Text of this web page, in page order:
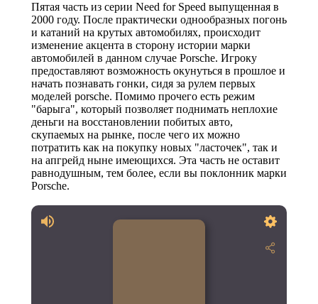
Пятая часть из серии Need for Speed выпущенная в
2000 году. После практически однообразных погонь
и катаний на крутых автомобилях, происходит
изменение акцента в сторону истории марки
автомобилей в данном случае Porsche. Игроку
предоставляют возможность окунуться в прошлое и
начать познавать гонки, сидя за рулем первых
моделей porsche. Помимо прочего есть режим
"барыга", который позволяет поднимать неплохие
деньги на восстановлении побитых авто,
скупаемых на рынке, после чего их можно
потратить как на покупку новых "ласточек", так и
на апгрейд ныне имеющихся. Эта часть не оставит
равнодушным, тем более, если вы поклонник марки
Porsche.